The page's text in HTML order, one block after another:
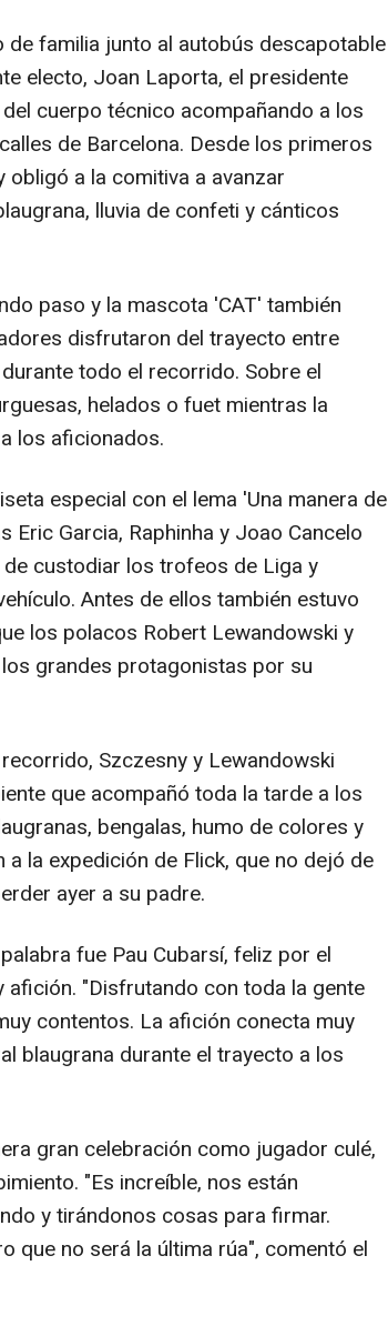
familia junto al autobús descapotable
electo, Joan Laporta, el presidente
cuerpo técnico acompañando a los
de Barcelona. Desde los primeros
a la comitiva a avanzar
lluvia de confeti y cánticos
paso y la mascota 'CAT' también
disfrutaron del trayecto entre
todo el recorrido. Sobre el
helados o fuet mientras la
los aficionados.
especial con el lema 'Una manera de
Eric Garcia, Raphinha y Joao Cancelo
custodiar los trofeos de Liga y
Antes de ellos también estuvo
los polacos Robert Lewandowski y
grandes protagonistas por su
Szczesny y Lewandowski
que acompañó toda la tarde a los
bengalas, humo de colores y
la expedición de Flick, que no dejó de
ayer a su padre.
fue Pau Cubarsí, feliz por el
"Disfrutando con toda la gente
contentos. La afición conecta muy
blaugrana durante el trayecto a los
gran celebración como jugador culé,
"Es increíble, nos están
y tirándonos cosas para firmar.
que no será la última rúa", comentó el